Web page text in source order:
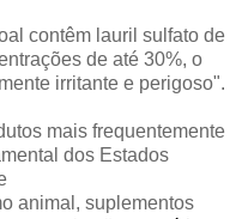
contêm lauril sulfato de
de até 30%, o
irritante e perigoso".
mais frequentemente
dos Estados
animal, suplementos